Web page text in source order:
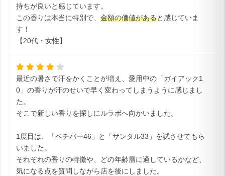
持ちが良いと感じています。
この香りは本当に特別で、 金額の価値があると感じていま
す！
【20代・女性】
最近の暑さで汗をかくことが増え、愛用中の「ガイアック1
0」の香りが汗のせいで早く変わってしまうように感じまし
た。
そこで新しい香りを探しにルラボへ向かいました。
1度目は、「ベチバー46」と「サンタル33」を試させてもら
いました。
それぞれの香りの特徴や、どの年齢層に適しているかなど、
気になる点を質問しながら店を後にしました。